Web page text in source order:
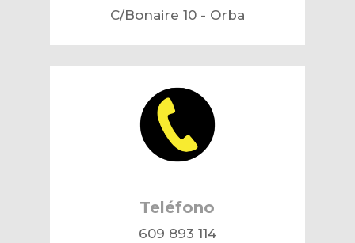
C/Bonaire 10 - Orba
Teléfono
609 893 114